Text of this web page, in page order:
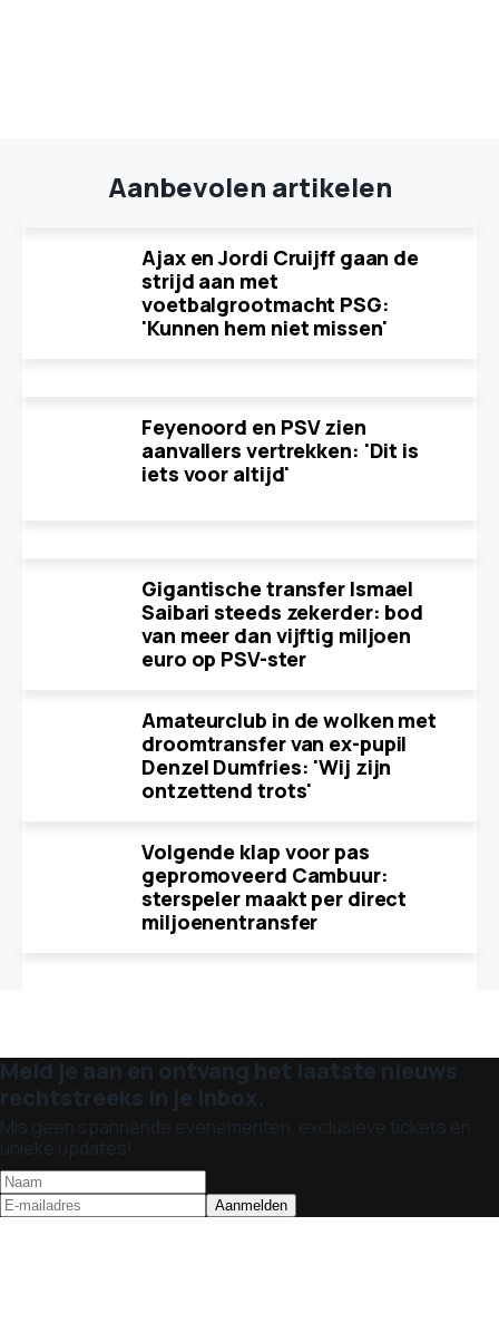
Aanbevolen artikelen
Ajax en Jordi Cruijff gaan de
strijd aan met
voetbalgrootmacht PSG:
'Kunnen hem niet missen'
Feyenoord en PSV zien
aanvallers vertrekken: 'Dit is
iets voor altijd'
Gigantische transfer Ismael
Saibari steeds zekerder: bod
van meer dan vijftig miljoen
euro op PSV-ster
Amateurclub in de wolken met
droomtransfer van ex-pupil
Denzel Dumfries: 'Wij zijn
ontzettend trots'
Volgende klap voor pas
gepromoveerd Cambuur:
sterspeler maakt per direct
miljoenentransfer
Meld je aan en ontvang het laatste nieuws
rechtstreeks in je inbox.
Mis geen spannende evenementen, exclusieve tickets en
unieke updates!